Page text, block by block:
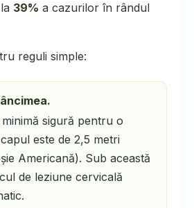
39% a cazurilor în rândul
reguli simple:
sigură pentru o
este de 2,5 metri
Americană). Sub această
de leziune cervicală